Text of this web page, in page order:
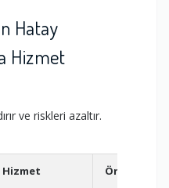
Hatay
Hizmet
ve riskleri azaltır.
Hizmet Önerilen